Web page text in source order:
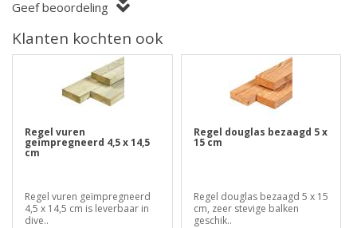
Geef beoordeling
Klanten kochten ook
Regel vuren
geïmpregneerd 4,5 x 14,5
cm
Regel vuren geïmpregneerd
4,5 x 14,5 cm is leverbaar in
dive..
Regel douglas bezaagd 5 x
15 cm
Regel douglas bezaagd 5 x 15
cm, zeer stevige balken
geschik..